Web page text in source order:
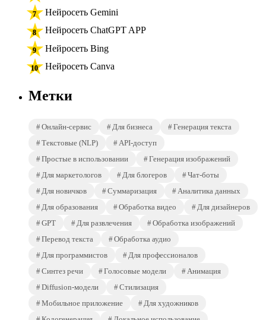
Нейросеть Gemini
Нейросеть ChatGPT APP
Нейросеть Bing
Нейросеть Canva
Метки
Онлайн-сервис Для бизнеса
Генерация текста
Текстовые (NLP)
API-доступ
Простые в использовании
Генерация изображений
Для маркетологов
Для блогеров
Чат-боты
Для новичков
Суммаризация
Аналитика данных
Для образования
Обработка видео
Для дизайнеров
GPT
Для развлечения
Обработка изображений
Перевод текста
Обработка аудио
Для программистов
Для профессионалов
Синтез речи
Голосовые модели
Анимация
Diffusion-модели
Стилизация
Мобильное приложение
Для художников